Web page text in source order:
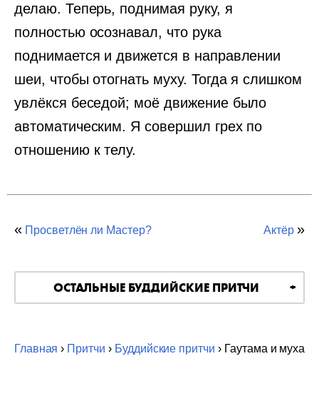
делаю. Теперь, поднимая руку, я
полностью осознавал, что рука
поднимается и движется в направлении
шеи, чтобы отогнать муху. Тогда я слишком
увлёкся беседой; моё движение было
автоматическим. Я совершил грех по
отношению к телу.
« Просветлён ли Мастер? Актёр »
ОСТАЛЬНЫЕ БУДДИЙСКИЕ ПРИТЧИ
Главная › Притчи › Буддийские притчи › Гаутама и муха